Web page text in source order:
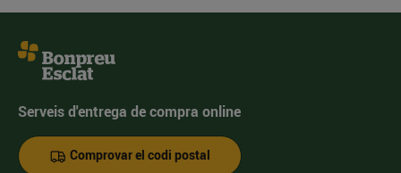
Serveis d'entrega de compra online
Comprovar el codi postal